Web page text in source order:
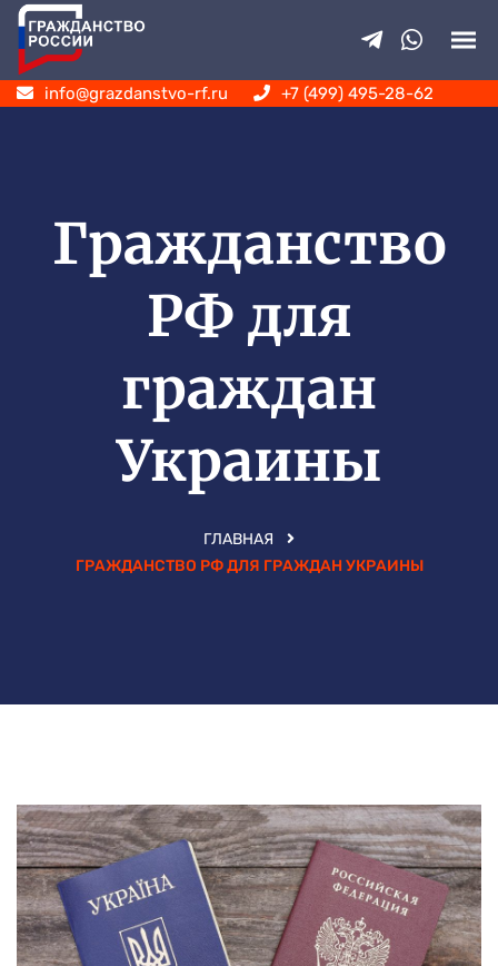
info@grazdanstvo-rf.ru +7 (499) 495-28-62
Гражданство
РФ для
граждан
Украины
ГЛАВНАЯ
ГРАЖДАНСТВО РФ ДЛЯ ГРАЖДАН УКРАИНЫ